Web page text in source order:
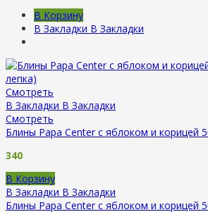
В Корзину
В Закладки В Закладки
Смотреть
В Закладки В Закладки
Смотреть
Блины Papa Center с яблоком и корицей
340
В Корзину
В Закладки В Закладки
Блины Papa Center с яблоком и корицей